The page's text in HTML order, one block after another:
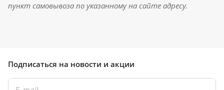
пункт самовывоза по указанному на сайте адресу.
Подписаться на новости и акции